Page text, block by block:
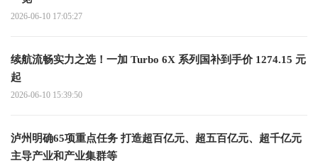
2026-06-10 17:05:27
续航流畅实力之选！一加 Turbo 6X 系列国补到手价 1274.15 元
起
2026-06-10 15:39:50
泸州明确65项重点任务 打造超百亿元、超五百亿元、超千亿元
主导产业和产业集群等